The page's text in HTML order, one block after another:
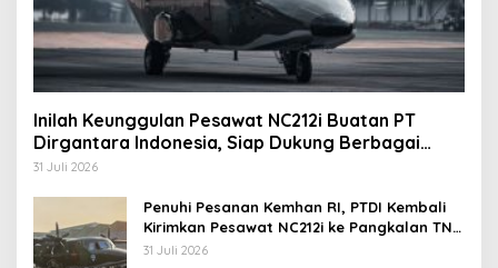
Inilah Keunggulan Pesawat NC212i Buatan PT
Dirgantara Indonesia, Siap Dukung Berbagai
Operasi TNI
31 Juli 2026
Penuhi Pesanan Kemhan RI, PTDI Kembali
Kirimkan Pesawat NC212i ke Pangkalan TNI
AU
31 Juli 2026